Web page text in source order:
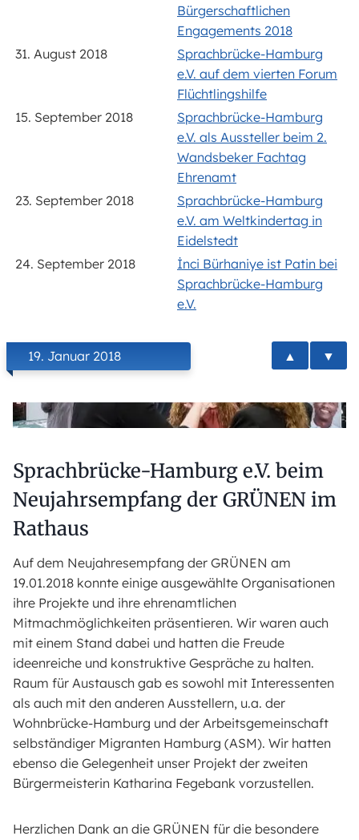
Bürgerschaftlichen
Engagements 2018
31. August 2018
Sprachbrücke-Hamburg
e.V. auf dem vierten Forum
Flüchtlingshilfe
15. September 2018
Sprachbrücke-Hamburg
e.V. als Aussteller beim 2.
Wandsbeker Fachtag
Ehrenamt
23. September 2018
Sprachbrücke-Hamburg
e.V. am Weltkindertag in
Eidelstedt
24. September 2018
İnci Bürhaniye ist Patin bei
Sprachbrücke-Hamburg
e.V.
19. Januar 2018 ▲ ▼
Sprachbrücke-Hamburg e.V. beim
Neujahrsempfang der GRÜNEN im
Rathaus
Auf dem Neujahresempfang der GRÜNEN am
19.01.2018 konnte einige ausgewählte Organisationen
ihre Projekte und ihre ehrenamtlichen
Mitmachmöglichkeiten präsentieren. Wir waren auch
mit einem Stand dabei und hatten die Freude
ideenreiche und konstruktive Gespräche zu halten.
Raum für Austausch gab es sowohl mit Interessenten
als auch mit den anderen Ausstellern, u.a. der
Wohnbrücke-Hamburg und der Arbeitsgemeinschaft
selbständiger Migranten Hamburg (ASM). Wir hatten
ebenso die Gelegenheit unser Projekt der zweiten
Bürgermeisterin Katharina Fegebank vorzustellen.
Herzlichen Dank an die GRÜNEN für die besondere